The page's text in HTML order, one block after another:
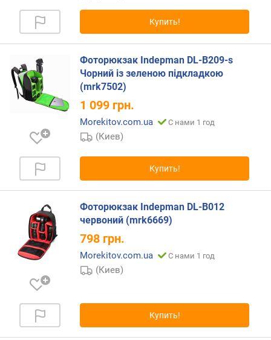
р
и
о
е
в
ы
к
д
о
р
г
и
м
о
Купить!
Фоторюкзак Indepman DL-B209-s
Чорний із зеленою підкладкою
(mrk7502)
1 099 грн.
Morekitov.com.ua С нами 1 год
(Киев)
Купить!
Фоторюкзак Indepman DL-B012
червоний (mrk6669)
798 грн.
Morekitov.com.ua С нами 1 год
(Киев)
Купить!